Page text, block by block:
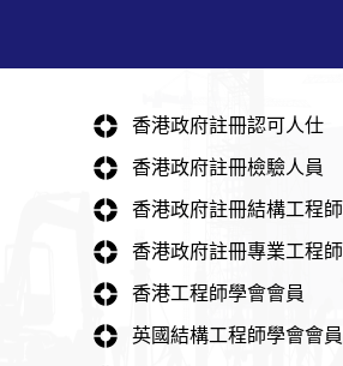
香港政府註冊認可人仕
香港政府註冊檢驗人員
香港政府註冊結構工程師
香港政府註冊專業工程師
香港工程師學會會員
英國結構工程師學會會員